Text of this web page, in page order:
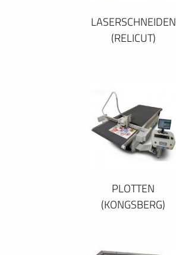
LASERSCHNEIDEN
(RELICUT)
PLOTTEN
(KONGSBERG)